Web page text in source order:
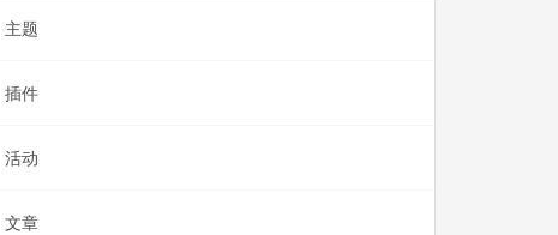
主题
插件
活动
文章